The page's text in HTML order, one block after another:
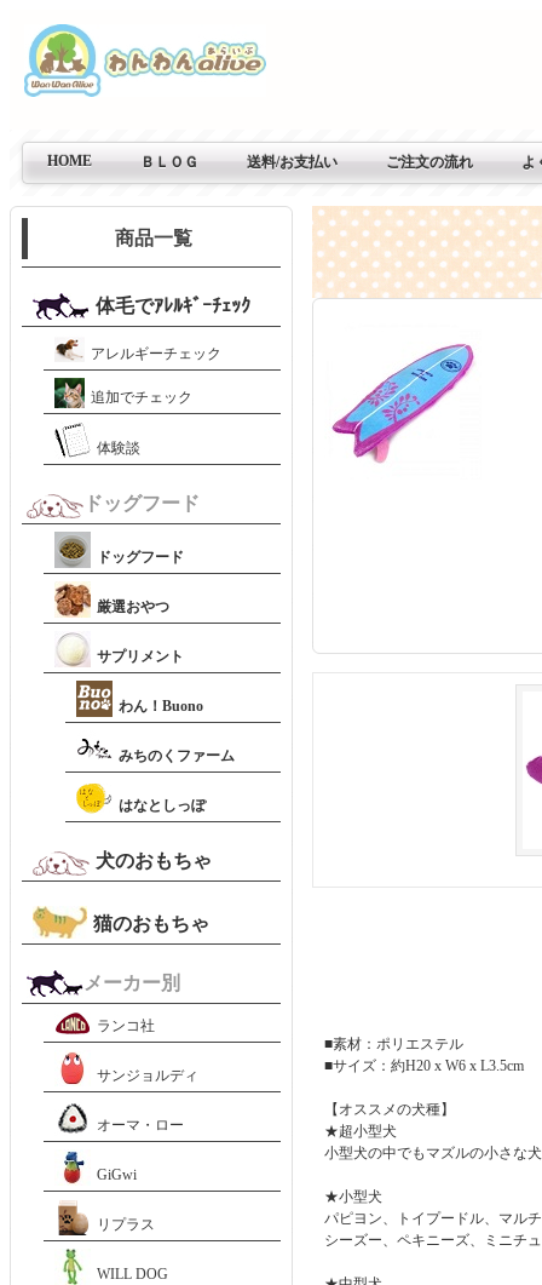
HOME ＢＬＯＧ 送料/お支払い ご注文の流れ よ
■素材：ポリエステル
■サイズ：約H20 x W6 x L3.5cm
【オススメの犬種】
★超小型犬
小型犬の中でもマズルの小さな
★小型犬
パピヨン、トイプードル、マル
シーズー、ペキニーズ、ミニチ
商品一覧
体毛でｱﾚﾙｷﾞｰﾁｪｯｸ
アレルギーチェック
追加でチェック
体験談
ドッグフード
ドッグフード
厳選おやつ
サプリメント
わん！Buono
みちのくファーム
はなとしっぽ
犬のおもちゃ
猫のおもちゃ
メーカー別
ランコ社
サンジョルディ
オーマ・ロー
GiGwi
リプラス
WILL DOG